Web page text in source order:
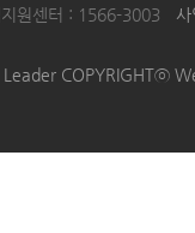
지원센터 : 1566-3003
COPYRIGHTⓒ